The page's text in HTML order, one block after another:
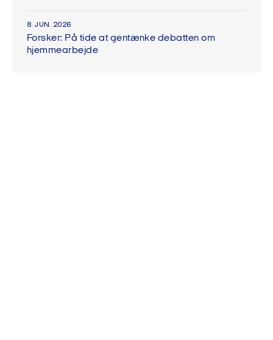
8. JUN. 2026
Forsker: På tide at gentænke debatten om
hjemmearbejde